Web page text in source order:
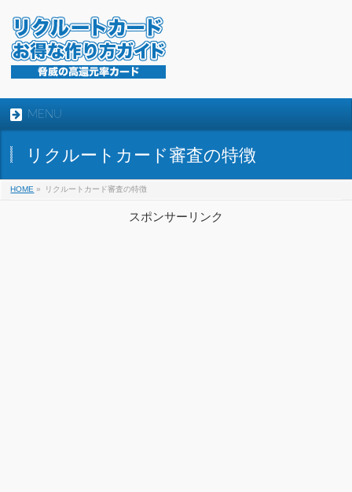
MENU
リクルートカード審査の特徴
HOME » リクルートカード審査の特徴
スポンサーリンク